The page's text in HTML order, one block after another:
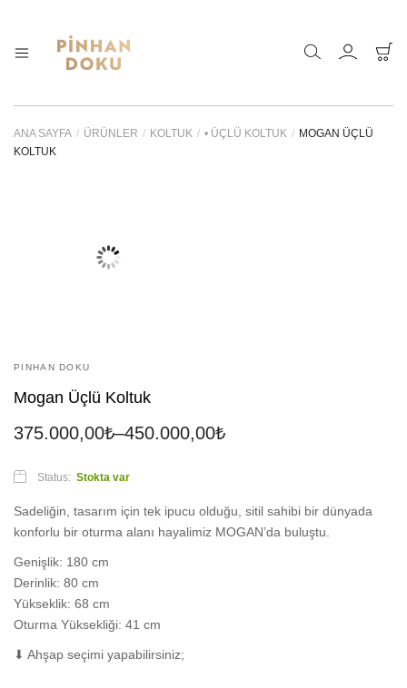
Bahçe
sonsuz
çeşitlilik
ve
ANA SAYFA / ÜRÜNLER / KOLTUK / • ÜÇLÜ KOLTUK / MOGAN ÜÇLÜ
KOLTUK
PINHAN DOKU
Mogan Üçlü Koltuk
375.000,00₺–450.000,00₺
Status: Stokta var
Sadeliğin, tasarım için tek ipucu olduğu, sitil sahibi bir dünyada
konforlu bir oturma alanı hayalimiz MOGAN’da buluştu.
Genişlik: 180 cm
Derinlik: 80 cm
Yükseklik: 68 cm
Oturma Yüksekliği: 41 cm
⬇ Ahşap seçimi yapabilirsiniz;